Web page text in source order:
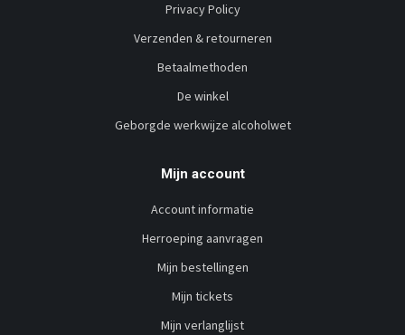
Privacy Policy
Verzenden & retourneren
Betaalmethoden
De winkel
Geborgde werkwijze alcoholwet
Mijn account
Account informatie
Herroeping aanvragen
Mijn bestellingen
Mijn tickets
Mijn verlanglijst